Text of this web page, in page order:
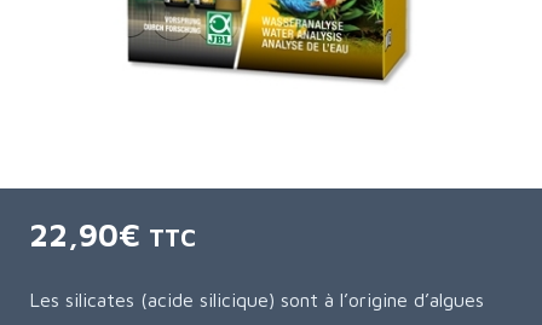
22,90€ TTC
Les silicates (acide silicique) sont à l’origine d’algues